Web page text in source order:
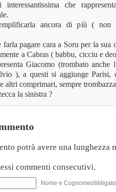
interessantissima che
ancora di più ( non
pagare cara a Soru per la sua
a Cabras ( babbu, cicciu e
Giacomo (trombato
), a questi si aggiunge Parisi,
altri comprimari, sempre
la sinistra ?
potrà avere una lunghezza
commenti consecutivi.
Nome e